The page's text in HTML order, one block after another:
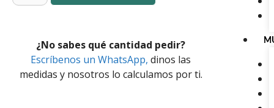
¿No sabes qué cantidad pedir?
Escríbenos un WhatsApp, dinos las
medidas y nosotros lo calculamos por ti.